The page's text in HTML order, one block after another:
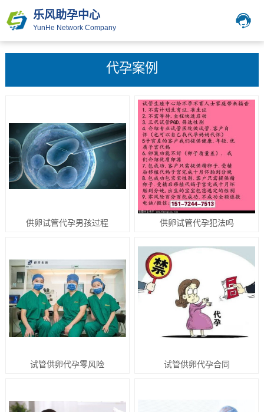
乐风助孕中心
YunHe Network Company
代孕案例
供卵试管代孕男孩过程 供卵试管代孕犯法吗
试管供卵代孕零风险 试管供卵代孕合同